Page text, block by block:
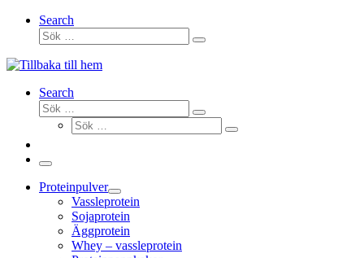
Search
Sök
Sök
Search
Sök
Sök
Sök
Sök
Meny
Proteinpulver
Vassleprotein
Sojaprotein
Äggprotein
Whey – vassleprotein